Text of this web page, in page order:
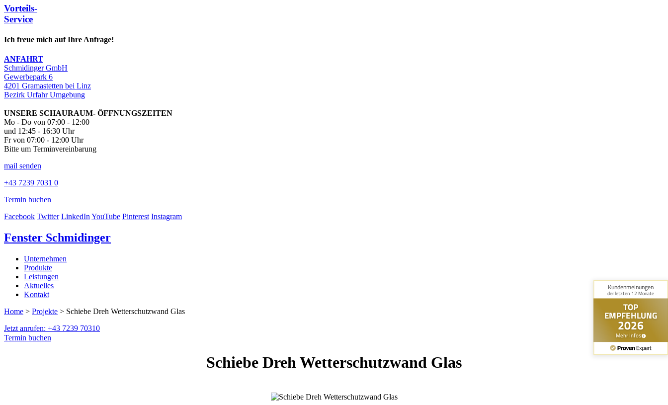
Vorteils-
Service
Ich freue mich auf Ihre Anfrage!
ANFAHRT
Schmidinger GmbH
Gewerbepark 6
4201 Gramastetten bei Linz
Bezirk Urfahr Umgebung
UNSERE SCHAURAUM- ÖFFNUNGSZEITEN
Mo - Do von 07:00 - 12:00
und 12:45 - 16:30 Uhr
Fr von 07:00 - 12:00 Uhr
Bitte um Terminvereinbarung
mail senden
+43 7239 7031 0
Termin buchen
Facebook Twitter LinkedInYouTube Pinterest Instagram
Fenster Schmidinger
Unternehmen
Produkte
Leistungen
Aktuelles
Kontakt
Home > Projekte > Schiebe Dreh Wetterschutzwand Glas
Jetzt anrufen: +43 7239 70310
Termin buchen
Schiebe Dreh Wetterschutzwand Glas